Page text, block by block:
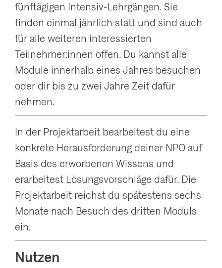
fünftägigen Intensiv-Lehrgängen. Sie
finden einmal jährlich statt und sind auch
für alle weiteren interessierten
Teilnehmer:innen offen. Du kannst alle
Module innerhalb eines Jahres besuchen
oder dir bis zu zwei Jahre Zeit dafür
nehmen.
In der Projektarbeit bearbeitest du eine
konkrete Herausforderung deiner NPO auf
Basis des erworbenen Wissens und
erarbeitest Lösungsvorschläge dafür. Die
Projektarbeit reichst du spätestens sechs
Monate nach Besuch des dritten Moduls
ein.
Nutzen